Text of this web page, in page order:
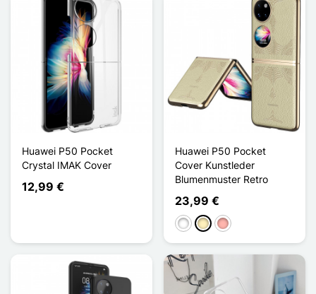
Huawei P50 Pocket
Crystal IMAK Cover
12,99 €
Huawei P50 Pocket
Cover Kunstleder
Blumenmuster Retro
23,99 €
WeißGoldenRoségold